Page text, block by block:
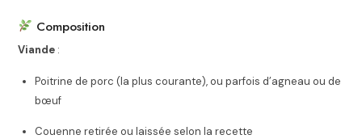
Composition
Viande :
Poitrine de porc (la plus courante), ou parfois d’agneau ou de
bœuf
Couenne retirée ou laissée selon la recette